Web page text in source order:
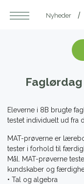
Nyheder
Eleverne i 8B brugte
testet individuelt ud fra
MAT-prøverne er
tester i forhold til
Mål. MAT-prøverne
kundskaber og
• Tal og algebra